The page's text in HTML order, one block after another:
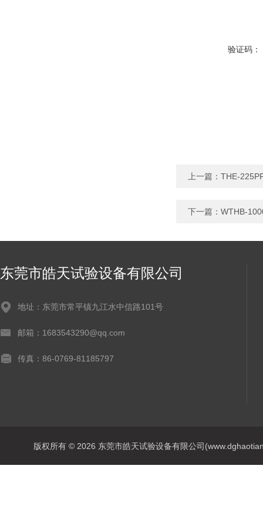
验证码：
上一篇： THE-
下一篇： WTHB-
东莞市皓天试验设备有限公司
地址：东莞市常平镇九江水中信路101号
邮箱：1683543290@qq.com
传真：86-0769-81185797
版权所有 © 2026 东莞市皓天试验设备有限公司